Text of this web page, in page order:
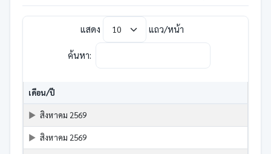
แสดง แถว/หน้า
ค้นหา:
เดือน/ปี
สิงหาคม 2569
สิงหาคม 2569